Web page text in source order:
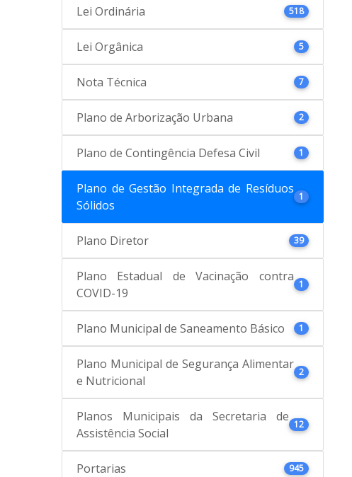
Lei Ordinária 518
Lei Orgânica 5
Nota Técnica 7
Plano de Arborização Urbana 2
Plano de Contingência Defesa Civil 1
Plano de Gestão Integrada de Resíduos
Sólidos
1
Plano Diretor 39
Plano Estadual de Vacinação contra
COVID-19
1
Plano Municipal de Saneamento Básico 1
Plano Municipal de Segurança Alimentar
e Nutricional
2
Planos Municipais da Secretaria de
Assistência Social
12
Portarias 945